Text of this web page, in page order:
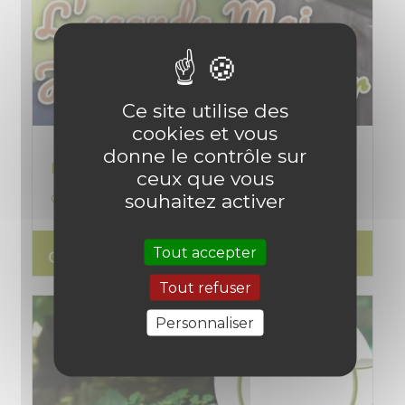
En mai au jardin et potager, le calendrier
des plantations
search
Ce site utilise des
cookies et vous
donne le contrôle sur
ceux que vous
souhaitez activer
Tout accepter
Tout refuser
Personnaliser